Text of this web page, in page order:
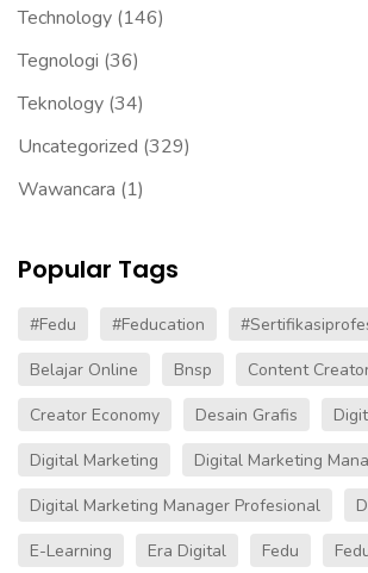
Technology (146)
Tegnologi (36)
Teknology (34)
Uncategorized (329)
Wawancara (1)
Popular Tags
#fedu #Feducation
Belajar Online
Bnsp
Content
Creator Economy
Desain Grafis
Digital Marketing
Digital Marketing
Digital Marketing Manager Profesional
E-Learning
Era Digital Fedu